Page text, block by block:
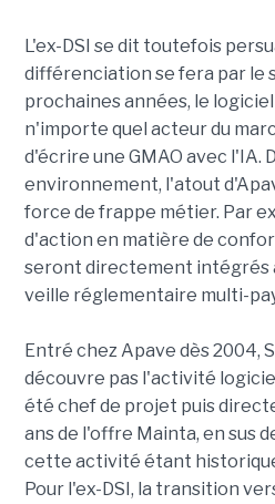
L'ex-DSI se dit toutefois
différenciation se fera par le
prochaines années, le
n'importe quel acteur du
d'écrire une GMAO avec l'IA.
environnement, l'atout
force de frappe métier. Par
d'action en matière de
seront directement intégrés
veille réglementaire multi-
Entré chez Apave dès 2004,
découvre pas l'activité
été chef de projet puis
ans de l'offre Mainta, en sus
cette activité étant
Pour l'ex-DSI, la transition